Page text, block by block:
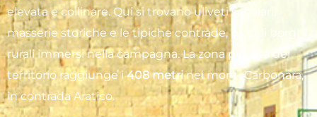
elevata e collinare. Qui si trovano uliveti secolari,
masserie storiche e le tipiche contrade, piccoli borghi
rurali immersi nella campagna. La zona più alta del
territorio raggiunge i 408 metrinei monti Carbonara,
in contrada Aratico.